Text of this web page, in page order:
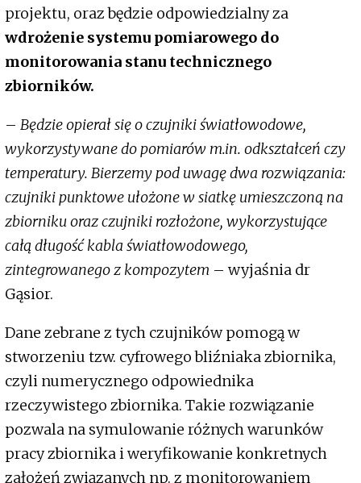
projektu, oraz będzie odpowiedzialny za
wdrożenie systemu pomiarowego do
monitorowania stanu technicznego
zbiorników.
– Będzie opierał się o czujniki światłowodowe,
wykorzystywane do pomiarów m.in. odkształceń czy
temperatury. Bierzemy pod uwagę dwa rozwiązania:
czujniki punktowe ułożone w siatkę umieszczoną na
zbiorniku oraz czujniki rozłożone, wykorzystujące
całą długość kabla światłowodowego,
zintegrowanego z kompozytem – wyjaśnia dr
Gąsior.
Dane zebrane z tych czujników pomogą w
stworzeniu tzw. cyfrowego bliźniaka zbiornika,
czyli numerycznego odpowiednika
rzeczywistego zbiornika. Takie rozwiązanie
pozwala na symulowanie różnych warunków
pracy zbiornika i weryfikowanie konkretnych
założeń związanych np. z monitorowaniem